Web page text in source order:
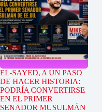
EL-SAYED, A UN PASO
DE HACER HISTORIA:
PODRÍA CONVERTIRSE
EN EL PRIMER
SENADOR MUSULMÁN